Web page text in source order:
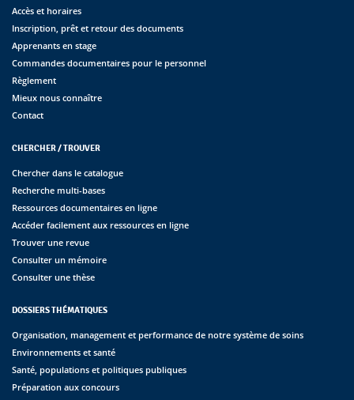
Accès et horaires
Inscription, prêt et retour des documents
Apprenants en stage
Commandes documentaires pour le personnel
Règlement
Mieux nous connaître
Contact
CHERCHER / TROUVER
Chercher dans le catalogue
Recherche multi-bases
Ressources documentaires en ligne
Accéder facilement aux ressources en ligne
Trouver une revue
Consulter un mémoire
Consulter une thèse
DOSSIERS THÉMATIQUES
Organisation, management et performance de notre système de soins
Environnements et santé
Santé, populations et politiques publiques
Préparation aux concours